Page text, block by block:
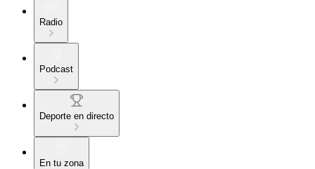
Radio
Podcast
Deporte en directo
En tu zona